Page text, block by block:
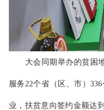
大会同期举办的贫困地
服务22个省（区、市）
业，扶贫意向签约金额达